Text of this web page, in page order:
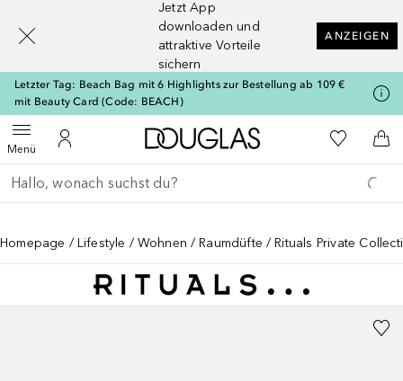
Jetzt App
downloaden und
attraktive Vorteile
sichern
ANZEIGEN
Letzter Tag: Beach Bag mit 6 Highlights zur Bestellung ab 109 €
mit Beauty Card (Code: BEACH)
MenüMenü öffnenZu Meinem Kundenkonto
Zur Douglas Startseite
Zu Meiner
Gehe zurück
Suche ausführen
Homepage Lifestyle Wohnen Raumdüfte Rituals Private
[navigation.slideout.screenreader]